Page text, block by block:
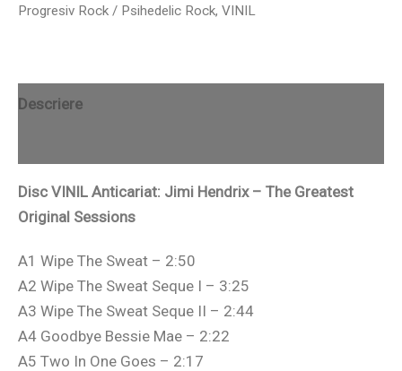
Progresiv Rock / Psihedelic Rock, VINIL
Descriere
Disc VINIL Anticariat: Jimi Hendrix – The Greatest
Original Sessions
A1 Wipe The Sweat – 2:50
A2 Wipe The Sweat Seque I – 3:25
A3 Wipe The Sweat Seque II – 2:44
A4 Goodbye Bessie Mae – 2:22
A5 Two In One Goes – 2:17